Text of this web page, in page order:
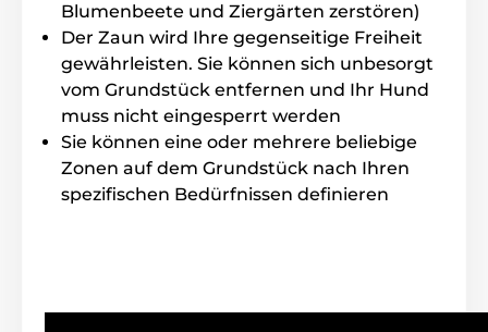
Blumenbeete und Ziergärten zerstören)
Der Zaun wird Ihre gegenseitige Freiheit
gewährleisten. Sie können sich unbesorgt
vom Grundstück entfernen und Ihr Hund
muss nicht eingesperrt werden
Sie können eine oder mehrere beliebige
Zonen auf dem Grundstück nach Ihren
spezifischen Bedürfnissen definieren